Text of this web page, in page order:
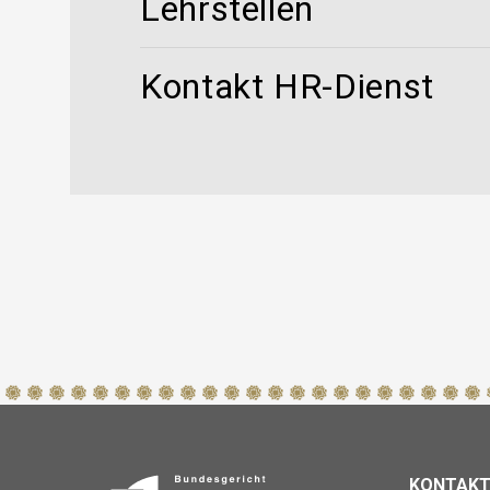
Lehrstellen
Kontakt HR-Dienst
KONTAKT